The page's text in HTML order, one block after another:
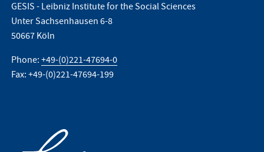
GESIS - Leibniz Institute for the Social Sciences
Unter Sachsenhausen 6-8
50667 Köln
Phone:+49-(0)221-47694-0
Fax: +49-(0)221-47694-199